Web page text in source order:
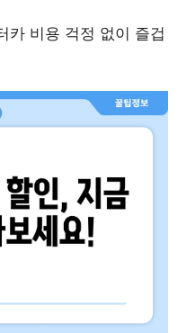
카 비용 걱정 없이 즐겁